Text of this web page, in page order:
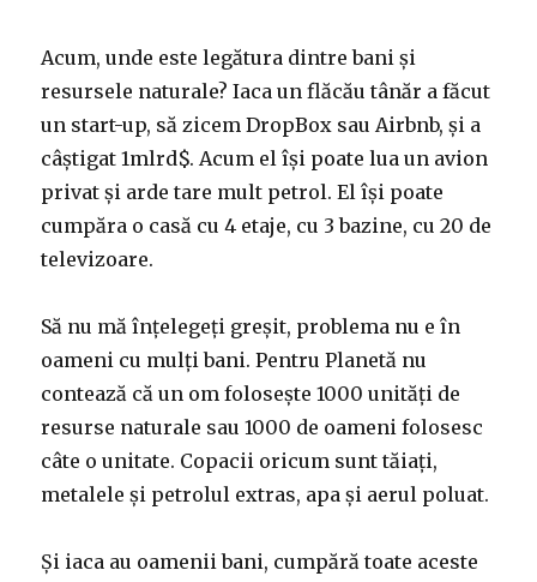
Acum, unde este legătura dintre bani și
resursele naturale? Iaca un flăcău tânăr a făcut
un start-up, să zicem DropBox sau Airbnb, și a
câștigat 1mlrd$. Acum el își poate lua un avion
privat și arde tare mult petrol. El își poate
cumpăra o casă cu 4 etaje, cu 3 bazine, cu 20 de
televizoare.
Să nu mă înțelegeți greșit, problema nu e în
oameni cu mulți bani. Pentru Planetă nu
contează că un om folosește 1000 unități de
resurse naturale sau 1000 de oameni folosesc
câte o unitate. Copacii oricum sunt tăiați,
metalele și petrolul extras, apa și aerul poluat.
Și iaca au oamenii bani, cumpără toate aceste